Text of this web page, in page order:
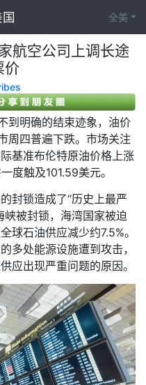
全美
航空公司上调长途
价
到明确的结束迹象，油价
周四普遍下跌。市场关注
基准布伦特原油价格上涨
度触及101.59美元。
封锁造成了“历史上最严
峡被封锁，海湾国家被迫
球石油供应减少约7.5%。
多处能源设施遭到攻击，
应出现严重问题的原因。